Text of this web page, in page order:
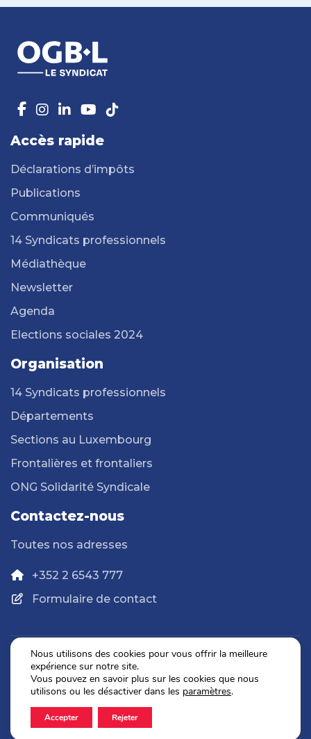
Accès rapide
Déclarations d’impôts
Publications
Communiqués
14 Syndicats professionnels
Médiathèque
Newsletter
Agenda
Elections sociales 2024
Organisation
14 Syndicats professionnels
Départements
Sections au Luxembourg
Frontalières et frontaliers
ONG Solidarité Syndicale
Contactez-nous
Toutes nos adresses
+352 2 6543 777
Formulaire de contact
Politique de confidentialité
Mentions légales
2026 © OGBL. Tous droits réservés.
Nous utilisons des cookies pour vous offrir la meilleure
expérience sur notre site.
Vous pouvez en savoir plus sur les cookies que nous
utilisons ou les désactiver dans les paramètres.
Accepter Rejeter